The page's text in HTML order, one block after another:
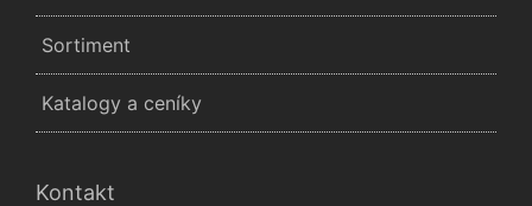
Sortiment
Katalogy a ceníky
Kontakt